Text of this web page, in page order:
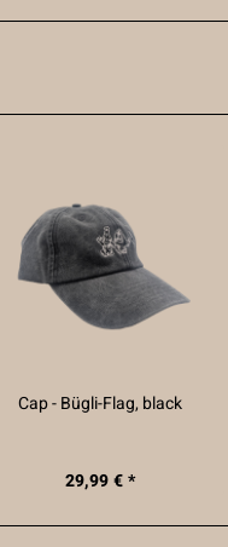
Cap - Bügli-Flag, black
29,99 € *